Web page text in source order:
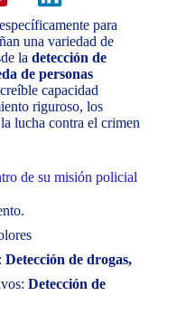
para
una variedad de
la detección de
de personas
capacidad
riguroso, los
lucha contra el crimen
de su misión policial
Detección de drogas,
Detección de